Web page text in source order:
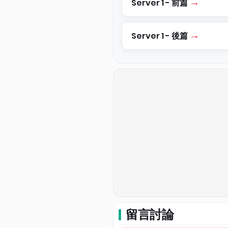
Server 1 - 前篇
Server 1 - 後篇
留言討論